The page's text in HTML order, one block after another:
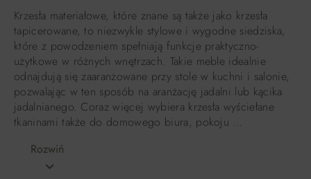
Krzesła materiałowe, które znane są także jako krzesła
tapicerowane, to niezwykle stylowe i wygodne siedziska,
które z powodzeniem spełniają funkcje praktyczno-
użytkowe w różnych wnętrzach. Takie meble idealnie
odnajdują się zaaranżowane przy stole w kuchni i salonie,
pozwalając w ten sposób na aranżację jadalni lub kącika
jadalnianego. Coraz więcej wybiera krzesła wyściełane
tkaninami także do domowego biura, pokoju …
Rozwiń